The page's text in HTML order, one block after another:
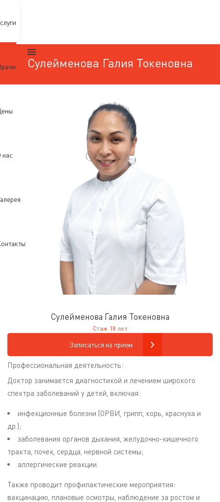
нас
Сулейменова Галия Токеновна
Сулейменова Галия Токеновна
Стаж 18 лет
Записаться на прием
Профессиональная деятельность:
Доктор занимается диагностикой и лечением широкого
спектра заболеваний у детей, включая:
инфекционные болезни (ОРВИ, грипп, корь, краснуха и
др.);
заболевания органов дыхания, желудочно-кишечного
тракта, почек, сердца, нервной системы;
аллергические реакции.
Также проводит профилактические мероприятия:
вакцинацию, плановые осмотры, наблюдение за ростом и